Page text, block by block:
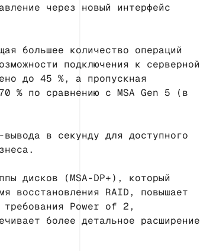
через новый интерфейс
большее количество операций
подключения к серверной
до 45 %, а пропускная
% по сравнению с MSA Gen 5 (в
в секунду для доступного
дисков (MSA-DP+), который
восстановления RAID, повышает
требования Power of 2,
более детальное расширение